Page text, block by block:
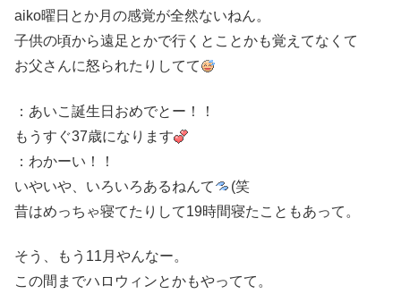
aiko曜日とか月の感覚が全然ないねん。
子供の頃から遠足とかで行くとことかも覚えてなくて
お父さんに怒られたりしてて
：あいこ誕生日おめでとー！！
もうすぐ37歳になります
：わかーい！！
いやいや、いろいろあるねんて
(笑
昔はめっちゃ寝てたりして19時間寝たこともあって。
そう、もう11月やんなー。
この間までハロウィンとかもやってて。